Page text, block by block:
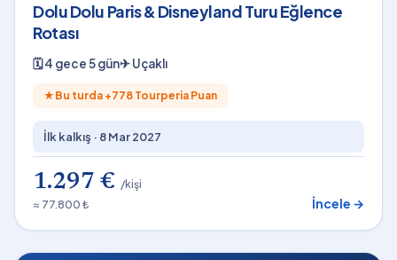
Dolu Dolu Paris & Disneyland Turu Eğlence
Rotası
🗓4 gece 5 gün✈Uçaklı
★ Bu turda +778 Tourperia Puan
İlk kalkış · 8 Mar 2027
1.297 € /kişi
≈ 77.800 ₺
İncele →